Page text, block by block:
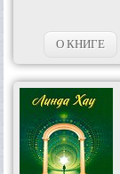
О КНИГЕ